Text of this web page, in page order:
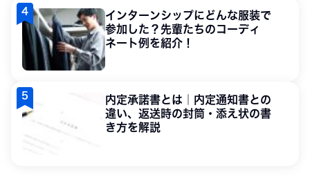
インターンシップにどんな服装で
参加した？先輩たちのコーディ
ネート例を紹介！
内定承諾書とは｜内定通知書との
違い、返送時の封筒・添え状の書
き方を解説